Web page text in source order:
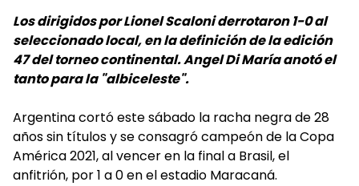
Los dirigidos por Lionel Scaloni derrotaron 1-0 al
seleccionado local, en la definición de la edición
47 del torneo continental. Angel Di María anotó el
tanto para la "albiceleste".
Argentina cortó este sábado la racha negra de 28
años sin títulos y se consagró campeón de la Copa
América 2021, al vencer en la final a Brasil, el
anfitrión, por 1 a 0 en el estadio Maracaná.